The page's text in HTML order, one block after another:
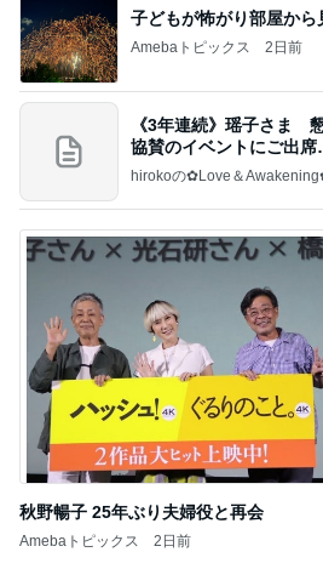
子どもが怖がり部屋から
Amebaトピックス 2日前
《3年連続》瑶子さま
協賛のイベントにご出
すぎ
hirokoの✿Love＆
秋野暢子 25年ぶり夫婦役と再会
Amebaトピックス 2日前